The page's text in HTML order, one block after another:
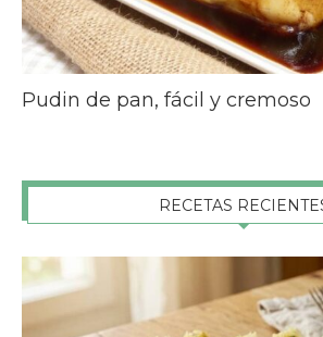
Pudin de pan, fácil y cremoso
RECETAS